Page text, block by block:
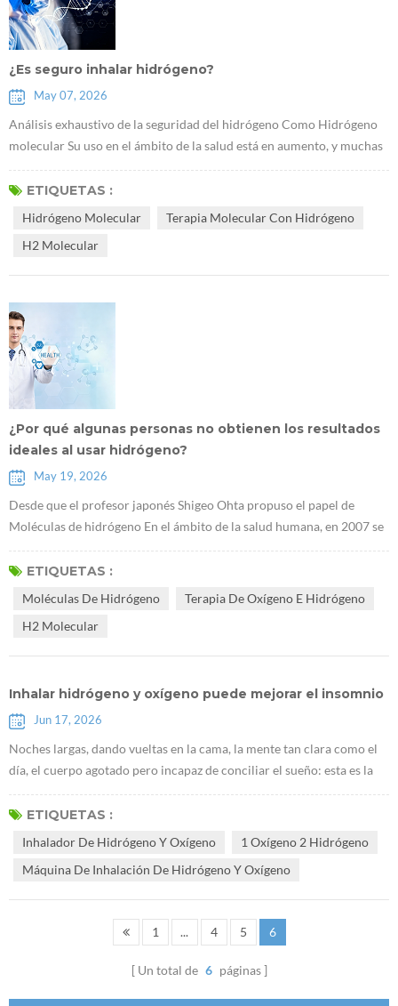
¿Es seguro inhalar hidrógeno?
May 07, 2026
Análisis exhaustivo de la seguridad del hidrógeno Como Hidrógeno
molecular Su uso en el ámbito de la salud está en aumento, y muchas
personas comienzan a preocuparse por su seguridad. Hoy
hablaremos sobre la seguridad del hidrógeno, responderemos a sus
tóxico, e incluso inh...
ETIQUETAS :
Hidrógeno Molecular
Terapia Molecular Con Hidrógeno
H2 Molecular
¿Por qué algunas personas no obtienen los resultados
ideales al usar hidrógeno?
May 19, 2026
Desde que el profesor japonés Shigeo Ohta propuso el papel de
Moléculas de hidrógeno En el ámbito de la salud humana, en 2007 se
llevaron a cabo extensas investigaciones en todo el mundo, que
arrojaron resultados muy alentadores. Pero, ¿por qué algunas
Sun Xuejun ...
ETIQUETAS :
Moléculas De Hidrógeno
Terapia De Oxígeno E Hidrógeno
H2 Molecular
Inhalar hidrógeno y oxígeno puede mejorar el insomnio
Jun 17, 2026
Noches largas, dando vueltas en la cama, la mente tan clara como el
día, el cuerpo agotado pero incapaz de conciliar el sueño: esta es la
realidad de innumerables personas que sufren de insomnio. Muchos
tratan el insomnio simplemente como la incapacidad de dormir,
detrá...
ETIQUETAS :
Inhalador De Hidrógeno Y Oxígeno
1 Oxígeno 2 Hidrógeno
Máquina De Inhalación De Hidrógeno Y Oxígeno
1 ... 4 5 6
Un total de 6 páginas